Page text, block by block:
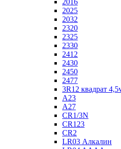
2016
2025
2032
2320
2325
2330
2412
2430
2450
2477
3R12 квадрат
A23
A27
CR1/3N
CR123
CR2
LR03 Алкалин